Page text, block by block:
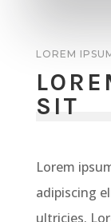
LOREM
SIT
Lorem
adipiscing
ultricies.